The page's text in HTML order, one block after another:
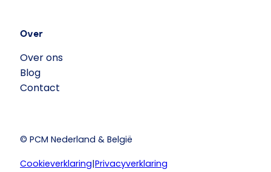
Over
Over ons
Blog
Contact
© PCM Nederland & België
Cookieverklaring|Privacyverklaring